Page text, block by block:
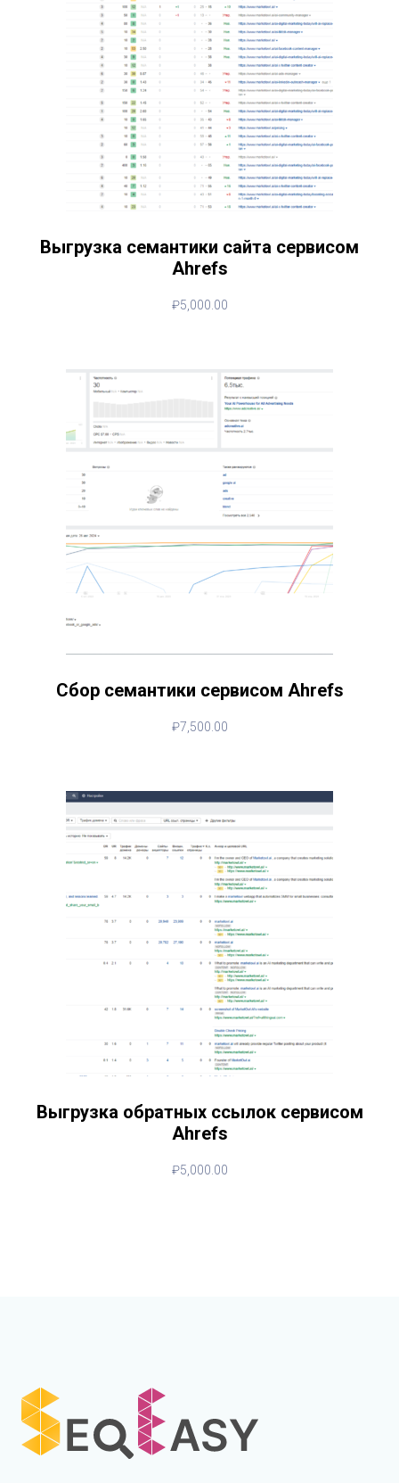
Выгрузка семантики сайта сервисом
Ahrefs
₽5,000.00
Сбор семантики сервисом Ahrefs
₽7,500.00
Выгрузка обратных ссылок сервисом
Ahrefs
₽5,000.00